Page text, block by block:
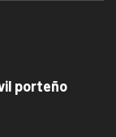
porteño